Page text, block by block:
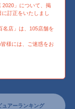
2020」について、掲
訂正をいたしまし
名店」は、105店舗を
様には、ご迷惑をお
ュアーランキング